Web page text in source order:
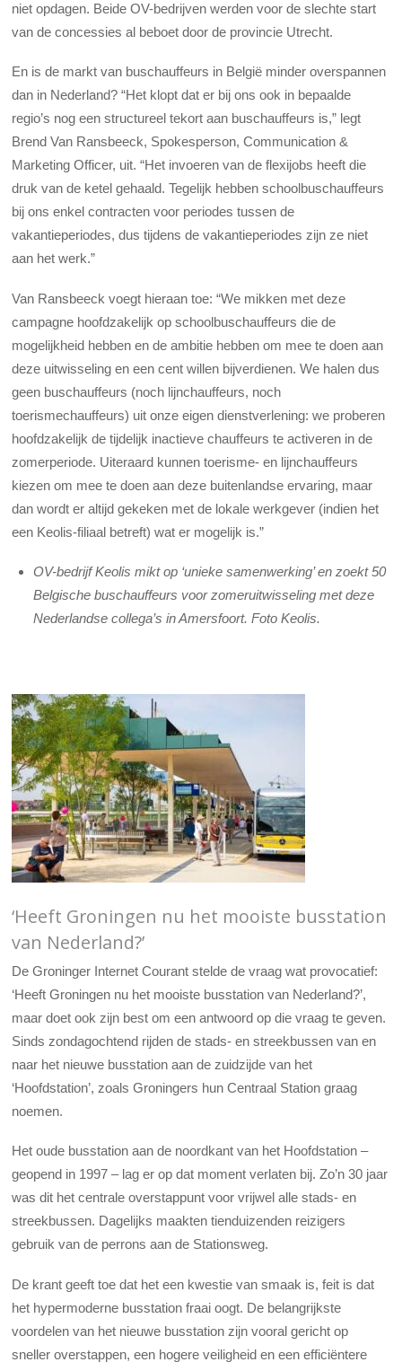
niet opdagen. Beide OV-bedrijven werden voor de slechte start
van de concessies al beboet door de provincie Utrecht.
En is de markt van buschauffeurs in België minder overspannen
dan in Nederland? “Het klopt dat er bij ons ook in bepaalde
regio’s nog een structureel tekort aan buschauffeurs is,” legt
Brend Van Ransbeeck, Spokesperson, Communication &
Marketing Officer, uit. “Het invoeren van de flexijobs heeft die
druk van de ketel gehaald. Tegelijk hebben schoolbuschauffeurs
bij ons enkel contracten voor periodes tussen de
vakantieperiodes, dus tijdens de vakantieperiodes zijn ze niet
aan het werk.”
Van Ransbeeck voegt hieraan toe: “We mikken met deze
campagne hoofdzakelijk op schoolbuschauffeurs die de
mogelijkheid hebben en de ambitie hebben om mee te doen aan
deze uitwisseling en een cent willen bijverdienen. We halen dus
geen buschauffeurs (noch lijnchauffeurs, noch
toerismechauffeurs) uit onze eigen dienstverlening: we proberen
hoofdzakelijk de tijdelijk inactieve chauffeurs te activeren in de
zomerperiode. Uiteraard kunnen toerisme- en lijnchauffeurs
kiezen om mee te doen aan deze buitenlandse ervaring, maar
dan wordt er altijd gekeken met de lokale werkgever (indien het
een Keolis-filiaal betreft) wat er mogelijk is.”
OV-bedrijf Keolis mikt op ‘unieke samenwerking’ en zoekt 50
Belgische buschauffeurs voor zomeruitwisseling met deze
Nederlandse collega’s in Amersfoort. Foto Keolis.
‘Heeft Groningen nu het mooiste busstation
van Nederland?’
De Groninger Internet Courant stelde de vraag wat provocatief:
‘Heeft Groningen nu het mooiste busstation van Nederland?’,
maar doet ook zijn best om een antwoord op die vraag te geven.
Sinds zondagochtend rijden de stads- en streekbussen van en
naar het nieuwe busstation aan de zuidzijde van het
‘Hoofdstation’, zoals Groningers hun Centraal Station graag
noemen.
Het oude busstation aan de noordkant van het Hoofdstation –
geopend in 1997 – lag er op dat moment verlaten bij. Zo’n 30 jaar
was dit het centrale overstappunt voor vrijwel alle stads- en
streekbussen. Dagelijks maakten tienduizenden reizigers
gebruik van de perrons aan de Stationsweg.
De krant geeft toe dat het een kwestie van smaak is, feit is dat
het hypermoderne busstation fraai oogt. De belangrijkste
voordelen van het nieuwe busstation zijn vooral gericht op
sneller overstappen, een hogere veiligheid en een efficiëntere